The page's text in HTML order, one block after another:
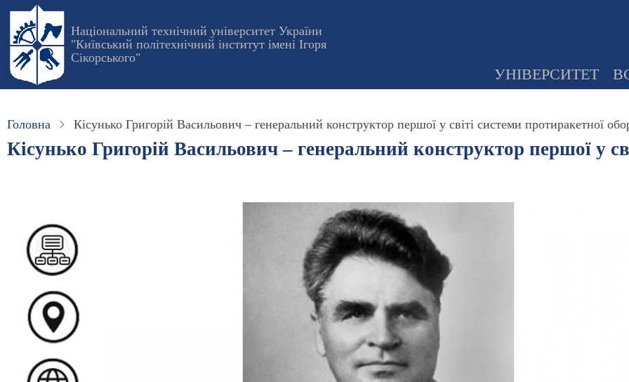
Перейти
основного
вмісту
Національний технічний університет України
"Київський політехнічний інститут імені Ігоря
Сікорського"
УНІВЕРСИТЕТ
Головна Кісунько Григорій Васильович – генеральний конструктор першої у світі системи протиракетної
Кісунько Григорій Васильович – генеральний конструктор першої у